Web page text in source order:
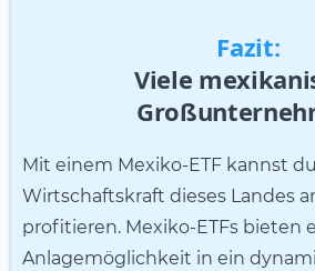
Fazit:
Viele
Mit einem Mexiko-ETF kannst
Wirtschaftskraft dieses Landes
profitieren. Mexiko-ETFs bieten
Anlagemöglichkeit in ein